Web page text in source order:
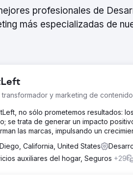
profesionales de
más especializadas de
transformador y marketing de
no sólo prometemos resultados:
se trata de generar un impacto
las marcas, impulsando un
California, United States
auxiliares del hogar, Seguros +29